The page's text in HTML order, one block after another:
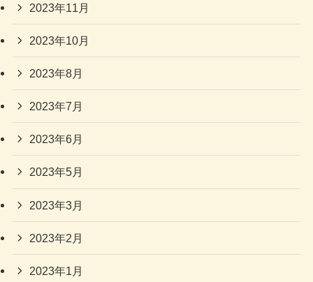
2023年11月
2023年10月
2023年8月
2023年7月
2023年6月
2023年5月
2023年3月
2023年2月
2023年1月